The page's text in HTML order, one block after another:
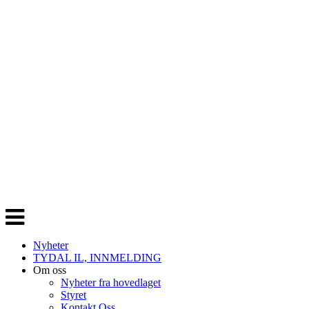
Veksle
navigasjon
Nyheter
TYDAL IL, INNMELDING
Om oss
Nyheter fra hovedlaget
Styret